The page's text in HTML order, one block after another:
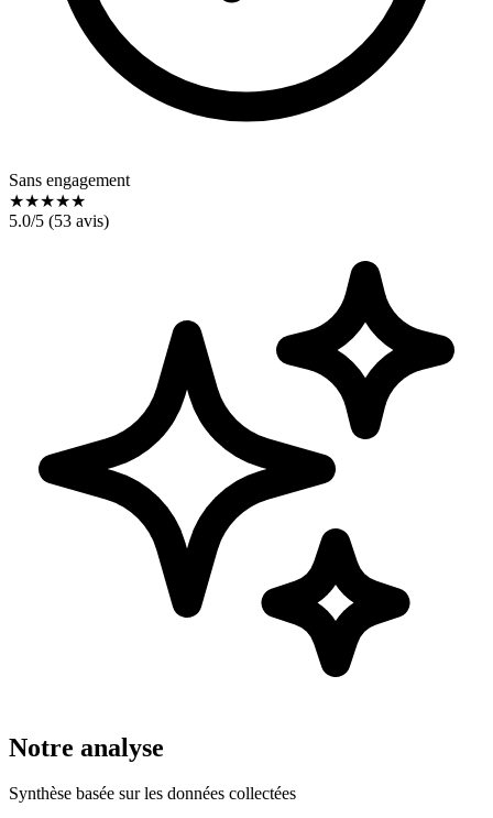
Sans engagement
★★★★★
5.0/5 (53 avis)
Notre analyse
Synthèse basée sur les données collectées